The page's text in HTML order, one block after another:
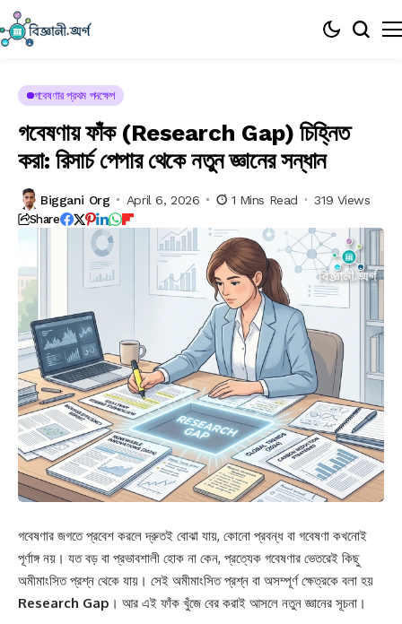
গবেষণার প্রথম পদক্ষেপ
গবেষণায় ফাঁক (Research Gap) চিহ্নিত
করা: রিসার্চ পেপার থেকে নতুন জ্ঞানের সন্ধান
Biggani Org April 6, 2026 1 Mins Read 319 Views
Share
গবেষণার জগতে প্রবেশ করলে দ্রুতই বোঝা যায়, কোনো প্রবন্ধ বা গবেষণা কখনোই
পূর্ণাঙ্গ নয়। যত বড় বা প্রভাবশালী হোক না কেন, প্রত্যেক গবেষণার ভেতরেই কিছু
অমীমাংসিত প্রশ্ন থেকে যায়। সেই অমীমাংসিত প্রশ্ন বা অসম্পূর্ণ ক্ষেত্রকে বলা হয়
Research Gap । আর এই ফাঁক খুঁজে বের করাই আসলে নতুন জ্ঞানের সূচনা।